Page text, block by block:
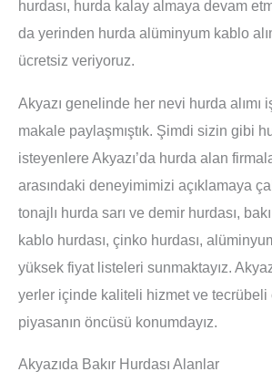
hurdası, hurda kalay almaya devam
da yerinden hurda alüminyum kablo
ücretsiz veriyoruz.
Akyazı genelinde her nevi hurda alımı
makale paylaşmıştık. Şimdi sizin gibi
isteyenlere Akyazı’da hurda alan
arasındaki deneyimimizi açıklamaya
tonajlı hurda sarı ve demir hurdası,
kablo hurdası, çinko hurdası,
yüksek fiyat listeleri sunmaktayız.
yerler içinde kaliteli hizmet ve tecrübeli
piyasanın öncüsü konumdayız.
Akyazıda Bakır Hurdası Alanlar